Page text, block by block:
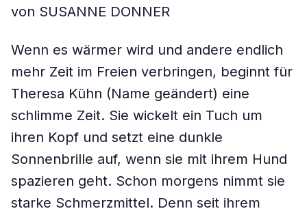
von SUSANNE DONNER
Wenn es wärmer wird und andere endlich
mehr Zeit im Freien verbringen, beginnt für
Theresa Kühn (Name geändert) eine
schlimme Zeit. Sie wickelt ein Tuch um
ihren Kopf und setzt eine dunkle
Sonnenbrille auf, wenn sie mit ihrem Hund
spazieren geht. Schon morgens nimmt sie
starke Schmerzmittel. Denn seit ihrem